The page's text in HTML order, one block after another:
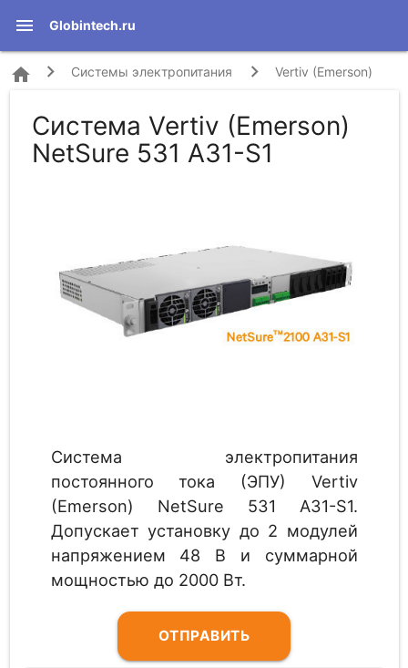
menu Globintech.ru
home Системы электропитания Vertiv (Emerson)
NetSure 531 A31-S1
Система Vertiv (Emerson)
NetSure 531 A31-S1
Система электропитания
постоянного тока (ЭПУ) Vertiv
(Emerson) NetSure 531 A31-S1.
Допускает установку до 2 модулей
напряжением 48 В и суммарной
мощностью до 2000 Вт.
ОТПРАВИТЬ